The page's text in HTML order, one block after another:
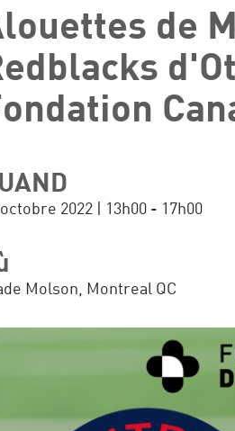
de
2022 | 13h00 - 17h00
Molson, Montreal QC